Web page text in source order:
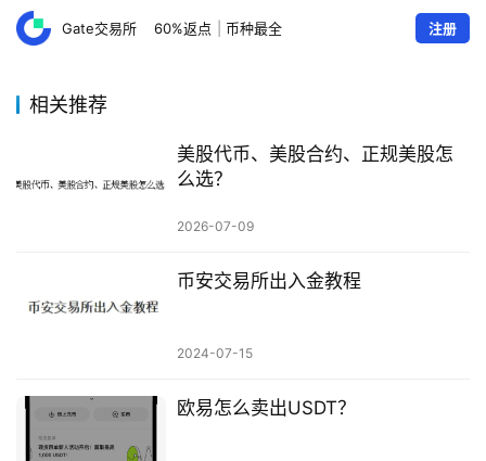
Gate交易所 60%返点 币种最全 注册
相关推荐
美股代币、美股合约、正规美股怎
么选？
2026-07-09
币安交易所出入金教程
2024-07-15
欧易怎么卖出USDT？